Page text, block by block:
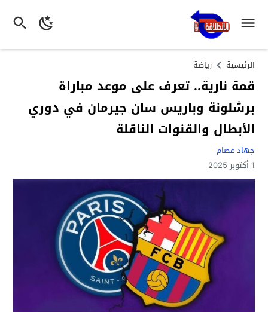
الرئيسية رياضة
قمة نارية.. تعرف على موعد مباراة
برشلونة وباريس سان جيرمان في دوري
الأبطال والقنوات الناقلة
جهاد عصام
1 أكتوبر 2025